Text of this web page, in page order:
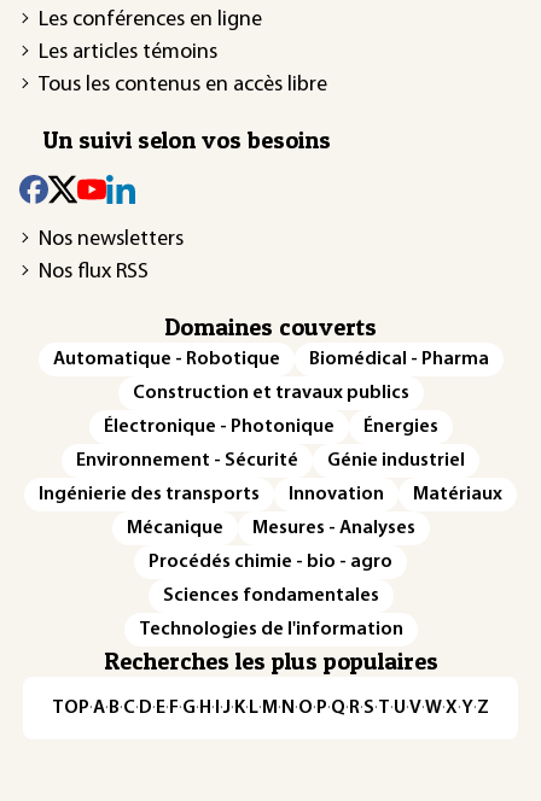
Les conférences en ligne
Les articles témoins
Tous les contenus en accès libre
Un suivi selon vos besoins
Nos newsletters
Nos flux RSS
Domaines couverts
Automatique - Robotique
Biomédical - Pharma
Construction et travaux publics
Électronique - Photonique
Énergies
Environnement - Sécurité
Génie industriel
Ingénierie des transports
Innovation
Matériaux
Mécanique
Mesures - Analyses
Procédés chimie - bio - agro
Sciences fondamentales
Technologies de l'information
Recherches les plus populaires
TOP·A·B·C· D· E· F·G· H · ·J· K· L· M · N ·O· P·Q· R·S·T·U·V·W·X·Y·Z